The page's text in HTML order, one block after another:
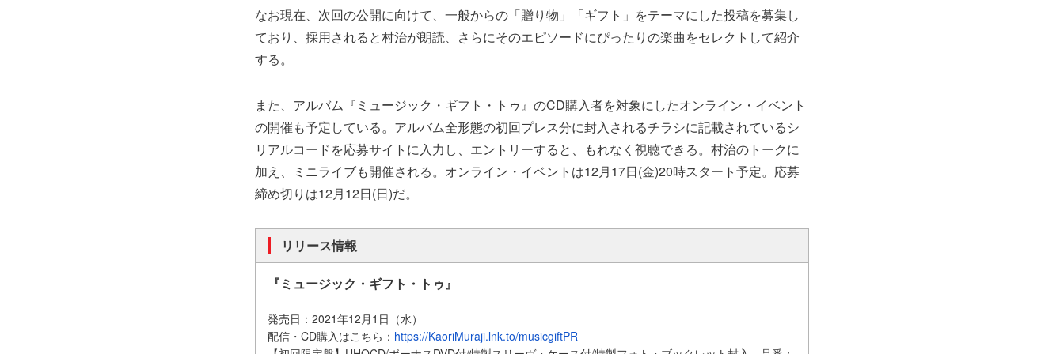
なお現在、次回の公開に向けて、一般からの「贈り物」「ギフト」をテーマにした投稿を募集し
ており、採用されると村治が朗読、さらにそのエピソードにぴったりの楽曲をセレクトして紹介
する。
また、アルバム『ミュージック・ギフト・トゥ』 のCD購入者を対象にしたオンライン・ イベント
の開催も予定している。 アルバム全形態の初回プレス分に封入されるチラシに記載されているシ
リアルコードを応募サイトに入力し、エントリーすると、
もれなく視聴できる。村治のトークに
加え、
ミニライブも開催される。オンライン・イベントは12月17日(金)20時スタート予定。応募
締め切りは12月12日(日)だ。
リリース情報
『ミュージック・ギフト・トゥ』
発売日：2021年12月1日（水）
配信・CD購入はこちら： https://KaoriMuraji.lnk.to/musicgiftPR